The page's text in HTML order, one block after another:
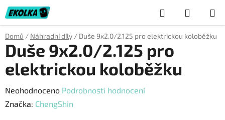
Přejít
na
obsah
Hledat
KOŠÍK
Domů / Náhradní díly / Duše 9x2.0/2.125 pro elektrickou koloběžku
Duše 9x2.0/2.125 pro
elektrickou koloběžku
Průměrné
hodnocení
Neohodnoceno Podrobnosti hodnocení
Značka: ChengShin